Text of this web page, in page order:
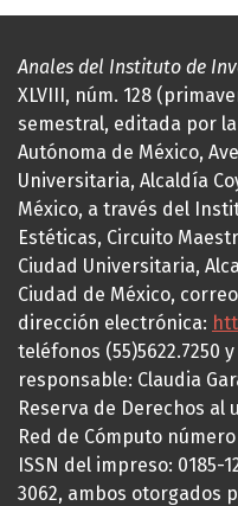
Anales del Instituto de
XLVIII, núm. 128
semestral, editada por
Autónoma de México,
Universitaria, Alcaldía
México, a través del
Estéticas, Circuito
Ciudad Universitaria,
Ciudad de México,
dirección electrónica:
teléfonos (55)5622.7250
responsable: Claudia
Reserva de Derechos al
Red de Cómputo número
ISSN del impreso: 0185-
3062, ambos otorgados